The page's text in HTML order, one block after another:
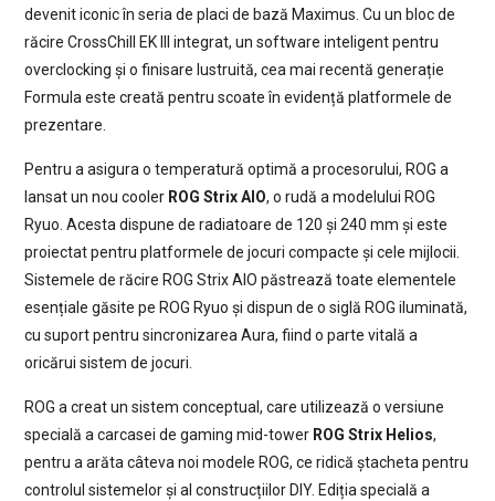
devenit iconic în seria de placi de bază Maximus. Cu un bloc de
răcire CrossChill EK III integrat, un software inteligent pentru
overclocking și o finisare lustruită, cea mai recentă generație
Formula este creată pentru scoate în evidență platformele de
prezentare.
Pentru a asigura o temperatură optimă a procesorului, ROG a
lansat un nou cooler ROG Strix AIO, o rudă a modelului ROG
Ryuo. Acesta dispune de radiatoare de 120 și 240 mm și este
proiectat pentru platformele de jocuri compacte și cele mijlocii.
Sistemele de răcire ROG Strix AIO păstrează toate elementele
esențiale găsite pe ROG Ryuo și dispun de o siglă ROG iluminată,
cu suport pentru sincronizarea Aura, fiind o parte vitală a
oricărui sistem de jocuri.
ROG a creat un sistem conceptual, care utilizează o versiune
specială a carcasei de gaming mid-tower ROG Strix Helios,
pentru a arăta câteva noi modele ROG, ce ridică ștacheta pentru
controlul sistemelor și al construcțiilor DIY. Ediția specială a